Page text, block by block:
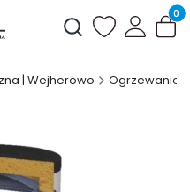
Otwórz
| Wejherowo Ogrzewanie